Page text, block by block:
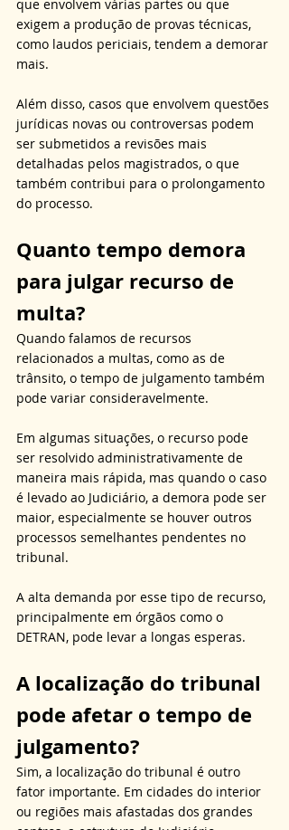
que envolvem várias partes ou que
exigem a produção de provas técnicas,
como laudos periciais, tendem a demorar
mais.
Além disso, casos que envolvem questões
jurídicas novas ou controversas podem
ser submetidos a revisões mais
detalhadas pelos magistrados, o que
também contribui para o prolongamento
do processo.
Quanto tempo demora
para julgar recurso de
multa?
Quando falamos de recursos
relacionados a multas, como as de
trânsito, o tempo de julgamento também
pode variar consideravelmente.
Em algumas situações, o recurso pode
ser resolvido administrativamente de
maneira mais rápida, mas quando o caso
é levado ao Judiciário, a demora pode ser
maior, especialmente se houver outros
processos semelhantes pendentes no
tribunal.
A alta demanda por esse tipo de recurso,
principalmente em órgãos como o
DETRAN, pode levar a longas esperas.
A localização do tribunal
pode afetar o tempo de
julgamento?
Sim, a localização do tribunal é outro
fator importante. Em cidades do interior
ou regiões mais afastadas dos grandes